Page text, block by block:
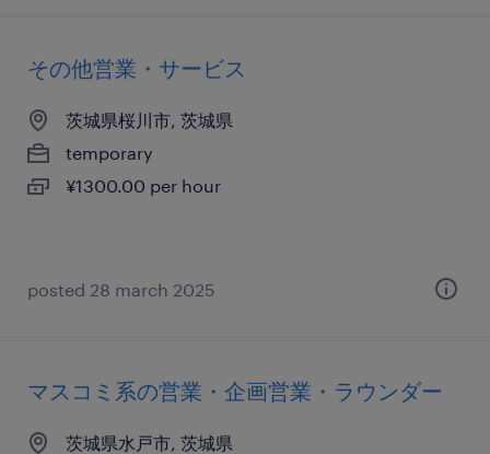
その他営業・サービス
茨城県桜川市, 茨城県
temporary
¥1300.00 per hour
posted 28 march 2025
マスコミ系の営業・企画営業・ラウンダー
茨城県水戸市, 茨城県